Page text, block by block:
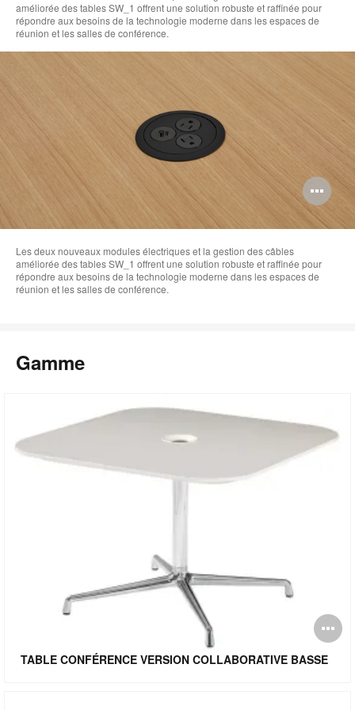
de
améliorée des tables SW_1 offrent une solution robuste et raffinée pour
répondre aux besoins de la technologie moderne dans les espaces de
réunion et les salles de conférence.
de
Les deux nouveaux modules électriques et la gestion des câbles
améliorée des tables SW_1 offrent une solution robuste et raffinée pour
répondre aux besoins de la technologie moderne dans les espaces de
réunion et les salles de conférence.
Gamme
TABLE CONFÉRENCE VERSION COLLABORATIVE BASSE